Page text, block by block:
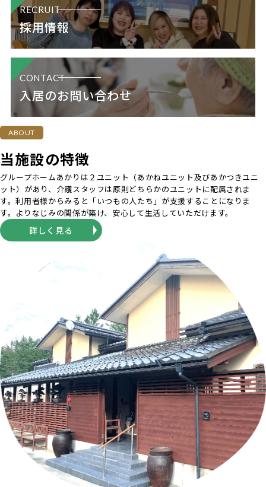
RECRUIT
採用情報
CONTACT
入居のお問い合わせ
ABOUT
当施設の特徴
グループホームあかりは２ユニット（あかねユニット及びあかつきユニ
ット）があり、介護スタッフは原則どちらかのユニットに配属されま
す。利用者様からみると「いつもの人たち」が支援することになりま
す。よりなじみの関係が築け、安心して生活していただけます。
詳しく見る